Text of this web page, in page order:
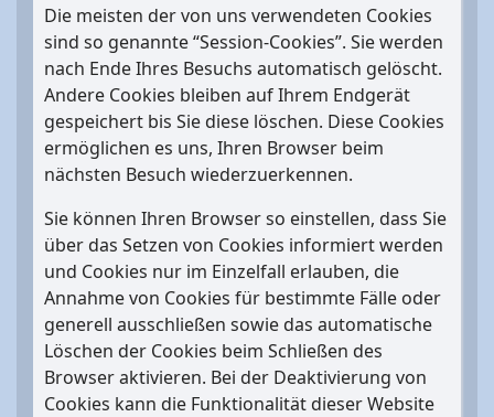
Die meisten der von uns verwendeten Cookies
sind so genannte “Session-Cookies”. Sie werden
nach Ende Ihres Besuchs automatisch gelöscht.
Andere Cookies bleiben auf Ihrem Endgerät
gespeichert bis Sie diese löschen. Diese Cookies
ermöglichen es uns, Ihren Browser beim
nächsten Besuch wiederzuerkennen.
Sie können Ihren Browser so einstellen, dass Sie
über das Setzen von Cookies informiert werden
und Cookies nur im Einzelfall erlauben, die
Annahme von Cookies für bestimmte Fälle oder
generell ausschließen sowie das automatische
Löschen der Cookies beim Schließen des
Browser aktivieren. Bei der Deaktivierung von
Cookies kann die Funktionalität dieser Website